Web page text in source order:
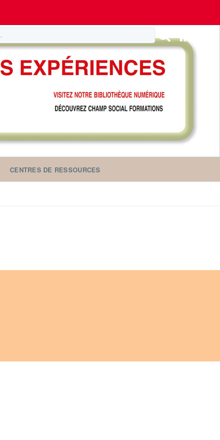
CENTRES DE RESSOURCES